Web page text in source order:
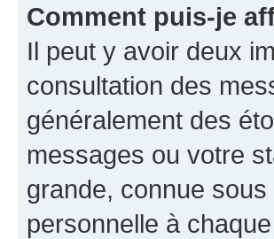
Comment puis-je
Il peut y avoir deux
consultation des
généralement des
messages ou votre
grande, connue
personnelle à